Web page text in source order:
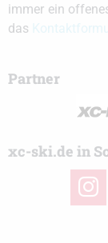
immer ein
das
Partner
xc-ski.de in